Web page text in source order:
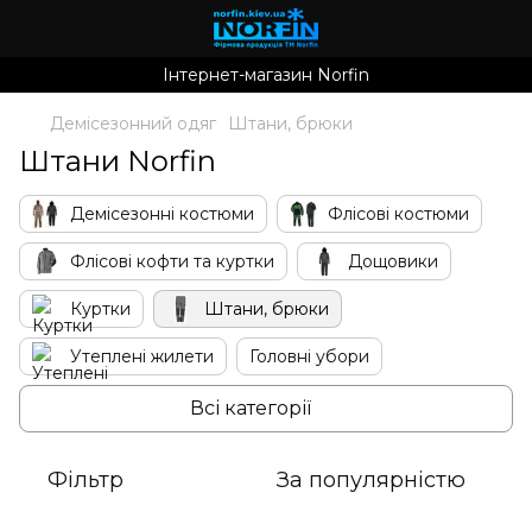
Інтернет-магазин Norfin
Демісезонний одяг Штани, брюки
Штани Norfin
Демісезонні костюми Флісові костюми
Флісові кофти та куртки Дощовики
Куртки Штани, брюки
Утеплені жилети Головні убори
Окуляри
Всі категорії
Фільтр За популярністю